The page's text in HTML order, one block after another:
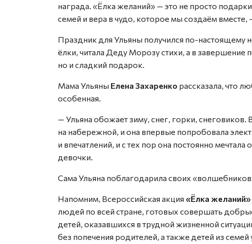
награда. «Ёлка желаний» — это не просто
семей и вера в чудо, которое мы создаём вместе,
Праздник для Ульяны получился по-
ёлки, читала Деду Морозу стихи, а в завершение
но и сладкий подарок.
Мама Ульяны Елена Захаренко рассказала, что
особенная.
— Ульяна обожает зиму, снег, горки,
на набережной, и она впервые попробовала
и впечатлений, и с тех пор она постоянно
девочки.
Сама Ульяна поблагодарила своих
Напомним, Всероссийская акция «Ёлка желаний»
людей по всей стране, готовых совершать
детей, оказавшихся в трудной жизненной
без попечения родителей, а также детей из